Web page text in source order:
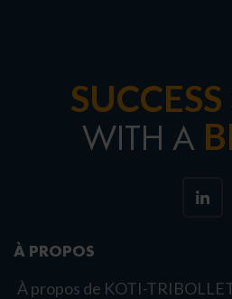
SUCCESS
WITH A
À PROPOS
À propos de KOTI-